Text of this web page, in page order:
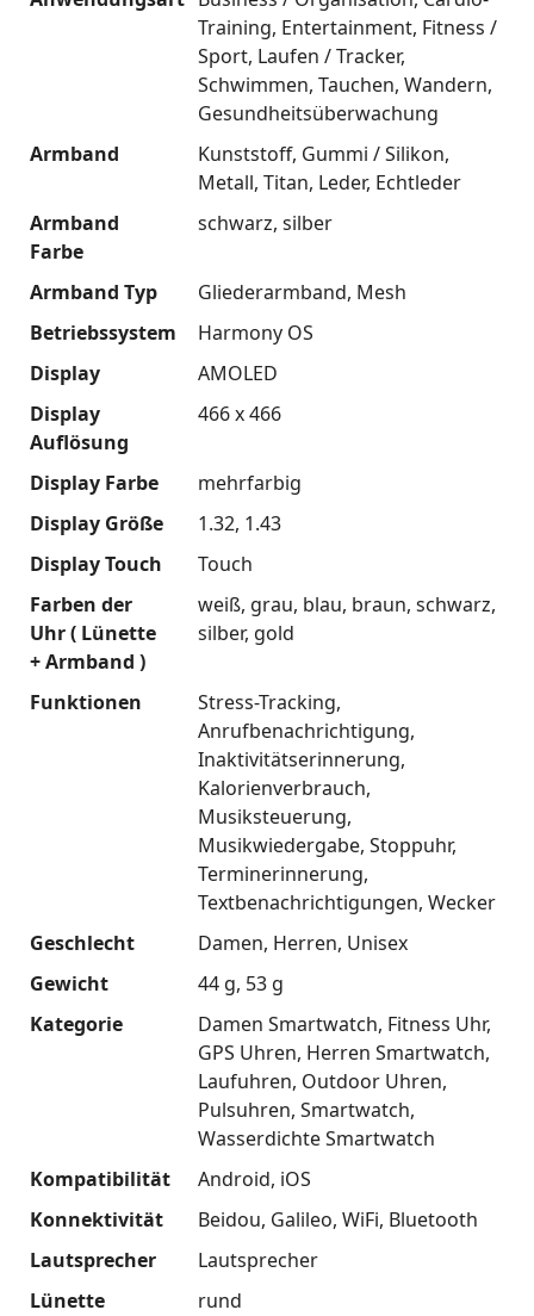
Training Entertainment Fitness /
Sport Laufen / Tracker
Schwimmen Tauchen Wandern
Gesundheitsüberwachung
Armband
Kunststoff Gummi / Silikon
Metall Titan Leder Echtleder
Armband
Farbe
schwarz silber
Armband Typ Gliederarmband Mesh
Betriebssystem
Harmony OS
Display
AMOLED
Display
Auflösung
466 x 466
Display Farbe
mehrfarbig
Display Größe
1.32 1.43
Display Touch
Touch
Farben der
Uhr ( Lünette
+ Armband )
weiß grau blau braun schwarz
silber gold
Funktionen
Stress-Tracking
Anrufbenachrichtigung
Inaktivitätserinnerung
Kalorienverbrauch
Musiksteuerung
Musikwiedergabe Stoppuhr
Terminerinnerung
Textbenachrichtigungen Wecker
Geschlecht
Damen Herren Unisex
Gewicht
44 g 53 g
Kategorie
Damen Smartwatch Fitness Uhr
GPS Uhren Herren Smartwatch
Laufuhren Outdoor Uhren
Pulsuhren Smartwatch
Wasserdichte Smartwatch
Kompatibilität
Android iOS
Konnektivität
Beidou Galileo WiFi Bluetooth
Lautsprecher
Lautsprecher
Lünette
rund